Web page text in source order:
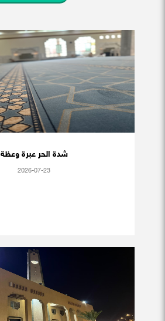
شدة الحر عبرة وعظة
2026-07-23